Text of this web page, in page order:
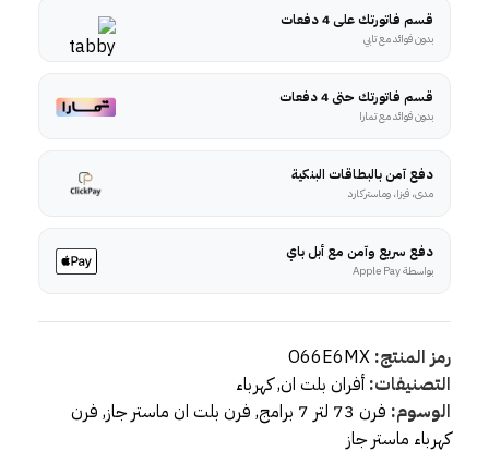
قسم فاتورتك على 4 دفعات
بدون فوائد مع تابي
قسم فاتورتك حتى 4 دفعات
بدون فوائد مع تمارا
دفع آمن بالبطاقات البنكية
مدى، فيزا، وماستركارد
دفع سريع وآمن مع أبل باي
بواسطة Apple Pay
رمز المنتج: O66E6MX
التصنيفات: أفران بلت ان,كهرباء
الوسوم: فرن 73 لتر 7 برامج , فرن بلت ان ماستر جاز, فرن
كهرباء ماستر جاز